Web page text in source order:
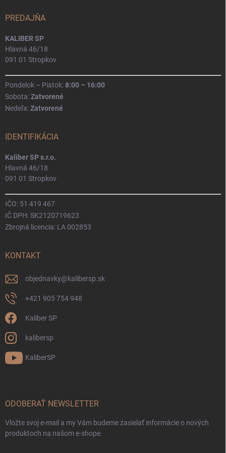
PREDAJŇA
KALIBER SP
Hlavná 46/18
091 01 Stropkov
Pondelok – Piatok:8:00 – 16:00
Sobota:Zatvorené
Nedeľa:Zatvorené
IDENTIFIKÁCIA
Kaliber SP s.r.o.
Hlavná 46/18
091 01 Stropkov
IČO: 51 419 467
IČ DPH: SK2120719623
Zbrojná licencia: LA 002853
KONTAKT
objednavky@kalibersp.sk
+421 905 754 948
Kaliber SP
kalibersp
KaliberSP
ODOBERAŤ NEWSLETTER
Vložte svoj e-mail a my Vám budeme zasielať informácie o nových
produktoch na našom e-shope.